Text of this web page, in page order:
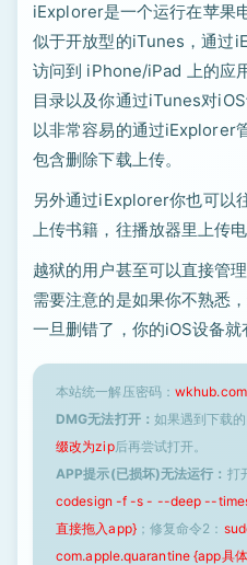
iExplorer是一个运行在苹果
似于开放型的iTunes，通过
访问到 iPhone/iPad 上的应
目录以及你通过iTunes对
以非常容易的通过iExplorer
包含删除下载上传。
另外通过iExplorer你也可以
上传书籍，往播放器里上传电
越狱的用户甚至可以直接管
需要注意的是如果你不熟悉
一旦删错了，你的iOS设备就
本站统一解压密码： wkhub.com
DMG无法打开： 如果遇到下载
缀改为zip后再尝试打开。
APP提示(已损坏)无法运行： 打
codesign -f -s - --deep --
直接拖入app}；修复命令2：
com.apple.quarantine {app具